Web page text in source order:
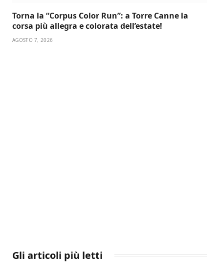
Torna la “Corpus Color Run”: a Torre Canne la
corsa più allegra e colorata dell’estate!
AGOSTO 7, 2026
Gli articoli più letti